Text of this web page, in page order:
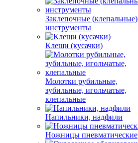
Заклепочные (клепальные)
инструменты
Клещи (кусачки)
Молотки рубильные,
зубильные, игольчатые,
клепальные
Напильники, надфили
Ножницы пневматические